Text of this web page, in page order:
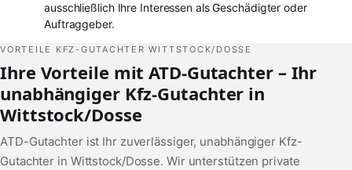
ausschließlich Ihre Interessen als Geschädigter oder
Auftraggeber.
VORTEILE KFZ-GUTACHTER WITTSTOCK/DOSSE
Ihre Vorteile mit ATD-Gutachter – Ihr
unabhängiger Kfz-Gutachter in
Wittstock/Dosse
ATD-Gutachter ist Ihr zuverlässiger, unabhängiger Kfz-
Gutachter in Wittstock/Dosse. Wir unterstützen private